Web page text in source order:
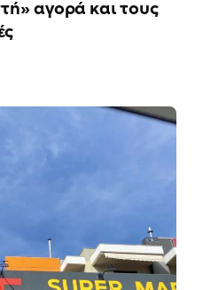
αγορά και τους